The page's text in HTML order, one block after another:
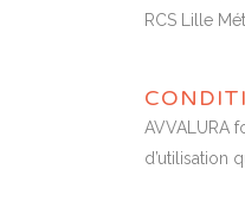
RCS Lille
AVVALURA
d’utilisation